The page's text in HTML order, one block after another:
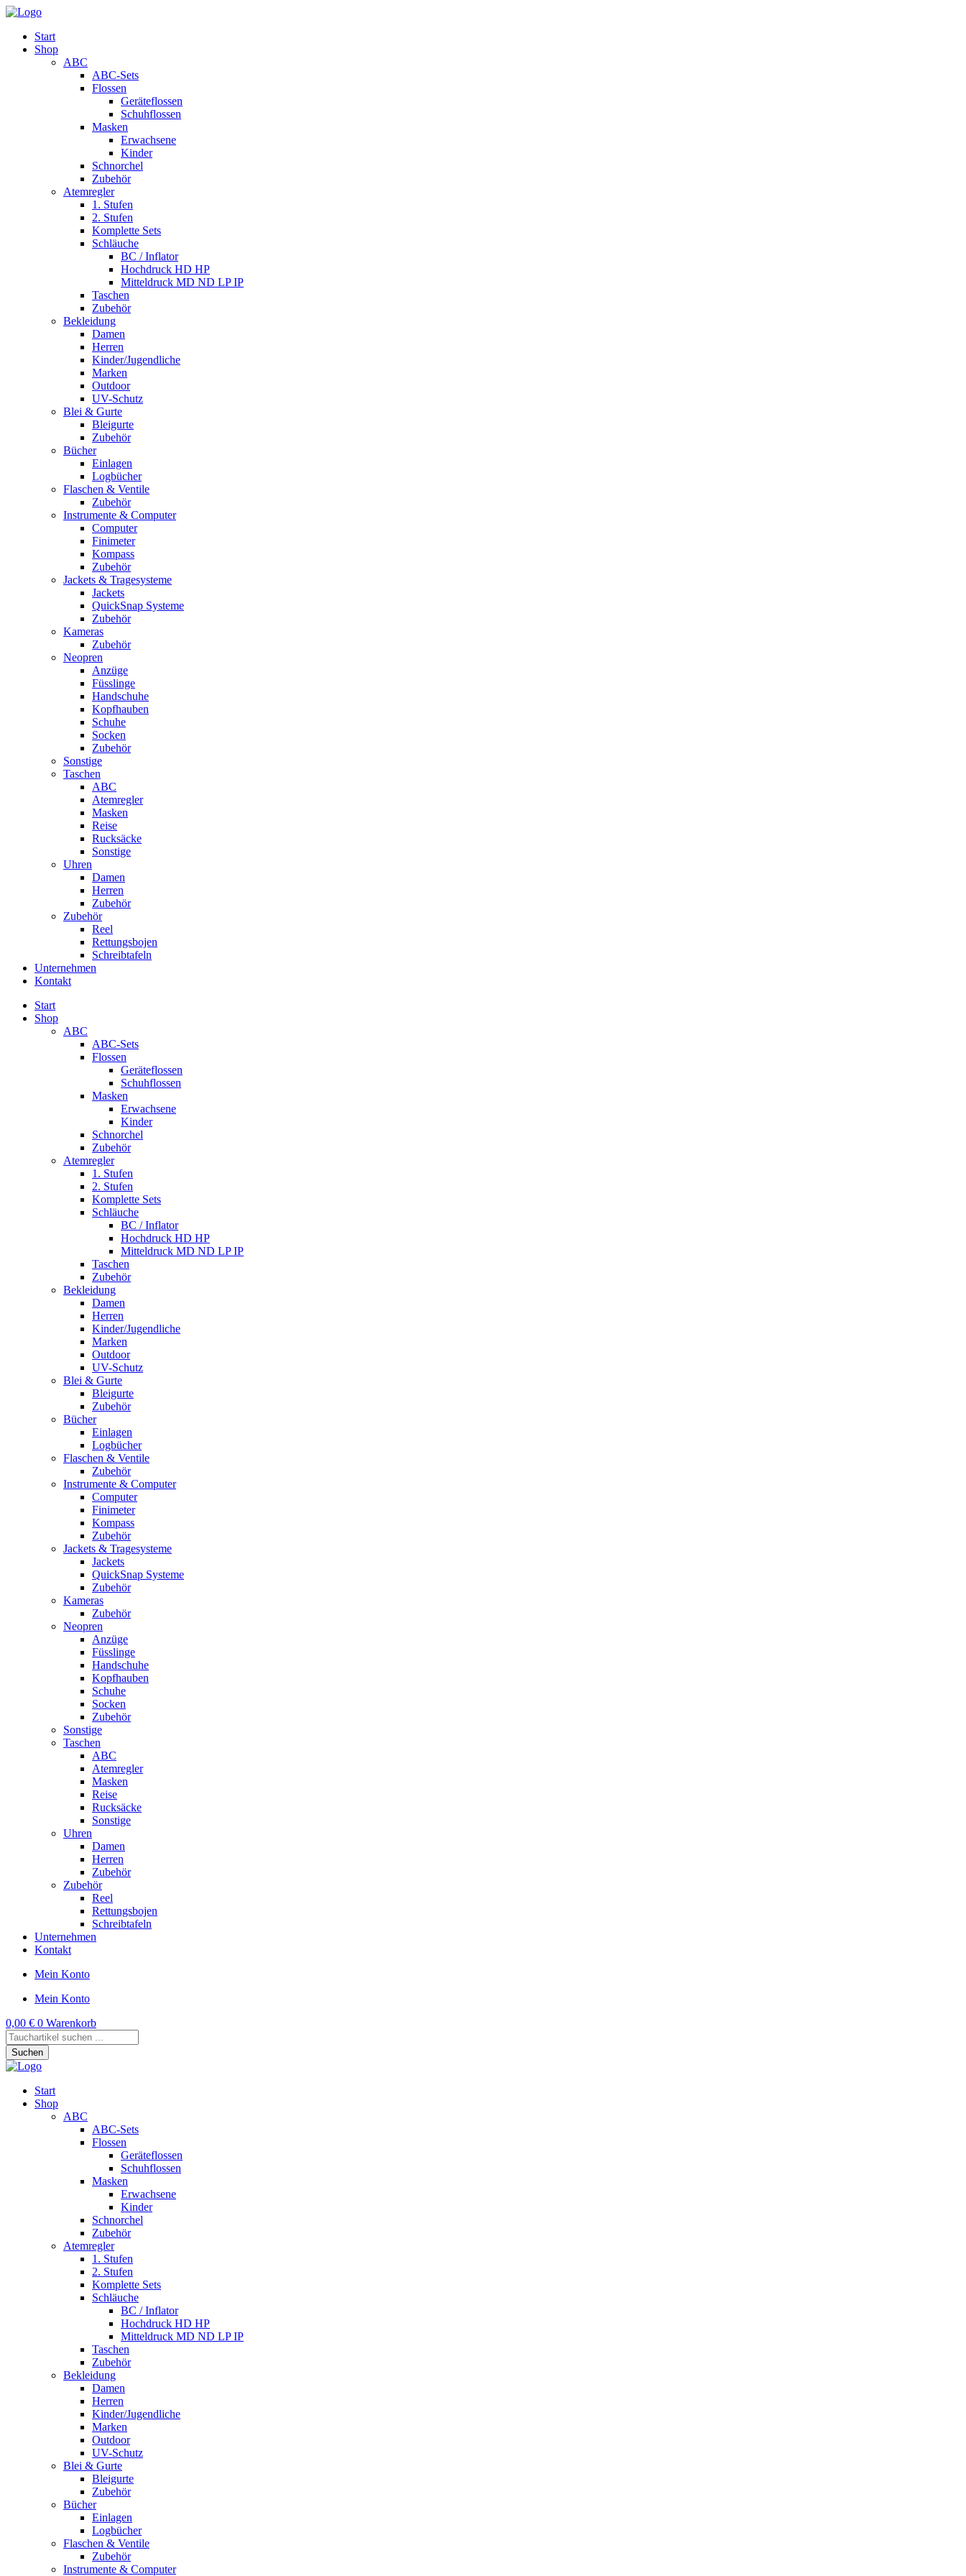
Start
Shop
ABC
ABC-Sets
Flossen
Geräteflossen
Schuhflossen
Masken
Erwachsene
Kinder
Schnorchel
Zubehör
Atemregler
1. Stufen
2. Stufen
Komplette Sets
Schläuche
BC / Inflator
Hochdruck HD HP
Mitteldruck MD ND LP IP
Taschen
Zubehör
Bekleidung
Damen
Herren
Kinder/Jugendliche
Marken
Outdoor
UV-Schutz
Blei & Gurte
Bleigurte
Zubehör
Bücher
Einlagen
Logbücher
Flaschen & Ventile
Zubehör
Instrumente & Computer
Computer
Finimeter
Kompass
Zubehör
Jackets & Tragesysteme
Jackets
QuickSnap Systeme
Zubehör
Kameras
Zubehör
Neopren
Anzüge
Füsslinge
Handschuhe
Kopfhauben
Schuhe
Socken
Zubehör
Sonstige
Taschen
ABC
Atemregler
Masken
Reise
Rucksäcke
Sonstige
Uhren
Damen
Herren
Zubehör
Zubehör
Reel
Rettungsbojen
Schreibtafeln
Unternehmen
Kontakt
Start
Shop
ABC
ABC-Sets
Flossen
Geräteflossen
Schuhflossen
Masken
Erwachsene
Kinder
Schnorchel
Zubehör
Atemregler
1. Stufen
2. Stufen
Komplette Sets
Schläuche
BC / Inflator
Hochdruck HD HP
Mitteldruck MD ND LP IP
Taschen
Zubehör
Bekleidung
Damen
Herren
Kinder/Jugendliche
Marken
Outdoor
UV-Schutz
Blei & Gurte
Bleigurte
Zubehör
Bücher
Einlagen
Logbücher
Flaschen & Ventile
Zubehör
Instrumente & Computer
Computer
Finimeter
Kompass
Zubehör
Jackets & Tragesysteme
Jackets
QuickSnap Systeme
Zubehör
Kameras
Zubehör
Neopren
Anzüge
Füsslinge
Handschuhe
Kopfhauben
Schuhe
Socken
Zubehör
Sonstige
Taschen
ABC
Atemregler
Masken
Reise
Rucksäcke
Sonstige
Uhren
Damen
Herren
Zubehör
Zubehör
Reel
Rettungsbojen
Schreibtafeln
Unternehmen
Kontakt
Mein Konto
Mein Konto
0,00 € 0 Warenkorb
Products
search
Suchen
Start
Shop
ABC
ABC-Sets
Flossen
Geräteflossen
Schuhflossen
Masken
Erwachsene
Kinder
Schnorchel
Zubehör
Atemregler
1. Stufen
2. Stufen
Komplette Sets
Schläuche
BC / Inflator
Hochdruck HD HP
Mitteldruck MD ND LP IP
Taschen
Zubehör
Bekleidung
Damen
Herren
Kinder/Jugendliche
Marken
Outdoor
UV-Schutz
Blei & Gurte
Bleigurte
Zubehör
Bücher
Einlagen
Logbücher
Flaschen & Ventile
Zubehör
Instrumente & Computer